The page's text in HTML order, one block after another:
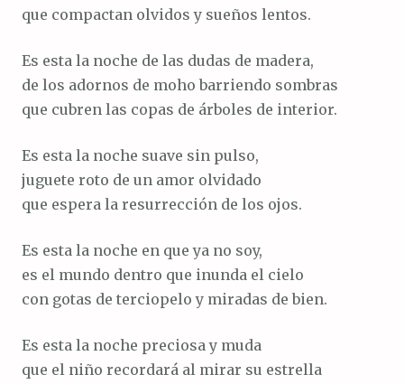
que compactan olvidos y sueños lentos.
Es esta la noche de las dudas de madera,
de los adornos de moho barriendo sombras
que cubren las copas de árboles de interior.
Es esta la noche suave sin pulso,
juguete roto de un amor olvidado
que espera la resurrección de los ojos.
Es esta la noche en que ya no soy,
es el mundo dentro que inunda el cielo
con gotas de terciopelo y miradas de bien.
Es esta la noche preciosa y muda
que el niño recordará al mirar su estrella